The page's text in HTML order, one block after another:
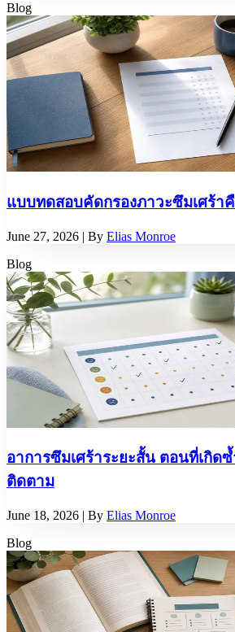
Blog
แบบทดสอบคัดกรองภาวะซึมเศร้าคื
June 27, 2026 | By Elias Monroe
Blog
อาการซึมเศร้าระยะสั้น ตอนที่เกิด
ติดตาม
June 18, 2026 | By Elias Monroe
Blog